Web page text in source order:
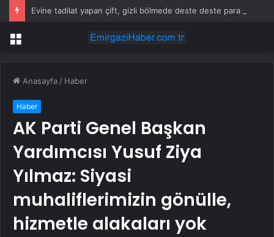
Menü
Anasayfa / Haber
Haber
AK Parti Genel Başkan
Yardımcısı Yusuf Ziya
Yılmaz: Siyasi
muhaliflerimizin gönülle,
hizmetle alakaları yok